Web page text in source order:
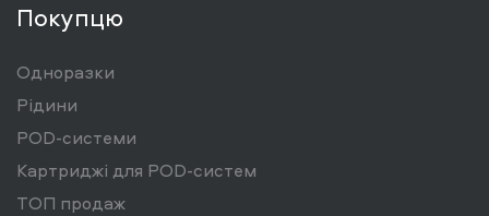
Покупцю
Одноразки
Рідини
POD-системи
Картриджі для POD-систем
ТОП продаж